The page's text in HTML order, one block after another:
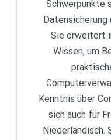
Schwerpunkte
Sie erweitert
Wissen, um
Kenntnis über
sich auch für
Niederländisch.